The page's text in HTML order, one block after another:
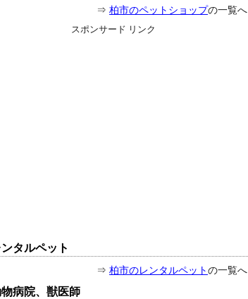
⇒ 柏市のペットショップの一覧へ
スポンサード リンク
ンタルペット
⇒ 柏市のレンタルペットの一覧へ
病院、獣医師